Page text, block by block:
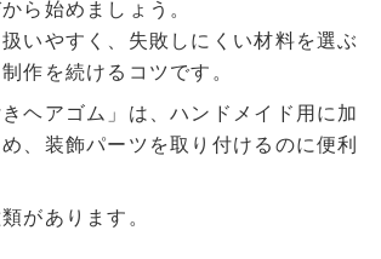
ら始めましょう。
いやすく、失敗しにくい材料を選ぶ
作を続けるコツです。
ヘアゴム」は、ハンドメイド用に加
、装飾パーツを取り付けるのに便利
があります。